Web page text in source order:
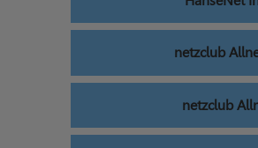
netzclub
netzclub